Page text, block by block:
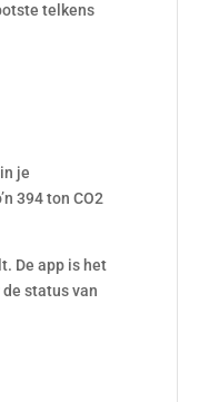
telkens
je
394 ton CO2
De app is het
status van